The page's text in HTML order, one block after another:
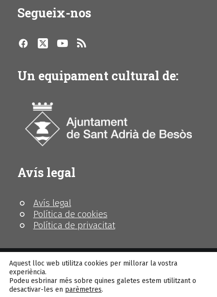
Segueix-nos
Un equipament cultural de:
Avís legal
Avís legal
Política de cookies
Política de privacitat
© MhiC
Aquest lloc web utilitza cookies per millorar la vostra
experiència.
Podeu esbrinar més sobre quines galetes estem utilitzant o
desactivar-les en parèmetres.